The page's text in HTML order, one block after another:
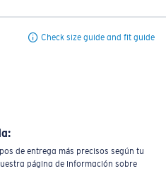
Check size guide and fit guide
de entrega más precisos según tu
página de información sobre